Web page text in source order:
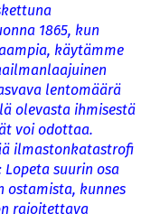
1865, kun
käytämme
lentomäärä
olevasta ihmisestä
voi odottaa.
ilmastonkatastrofi
Lopeta suurin osa
ostamista, kunnes
rajoitettava